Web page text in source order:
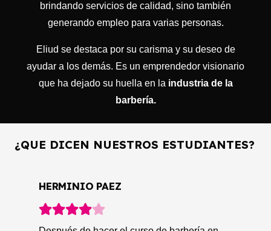
brindando servicios de calidad, sino también
generando empleo para varias personas.
Eliud se destaca por su carisma y su deseo de
ayudar a los demás. Es un emprendedor visionario
que ha dejado su huella en la industria de la
barbería.
¿QUE DICEN NUESTROS ESTUDIANTES?
JUAN ANGEL LEAL